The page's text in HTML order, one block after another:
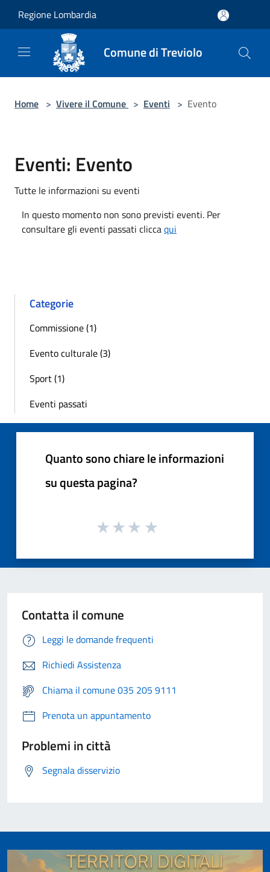
Regione Lombardia
Comune di Treviolo
Home > Vivere il Comune > Eventi > Evento
Eventi: Evento
Tutte le informazioni su eventi
In questo momento non sono previsti eventi. Per
consultare gli eventi passati cliccaqui
Categorie
Commissione (1)
Evento culturale (3)
Sport (1)
Eventi passati
Quanto sono chiare le informazioni
su questa pagina?
Contatta il comune
Leggi le domande frequenti
Richiedi Assistenza
Chiama il comune 035 205 9111
Prenota un appuntamento
Problemi in città
Segnala disservizio